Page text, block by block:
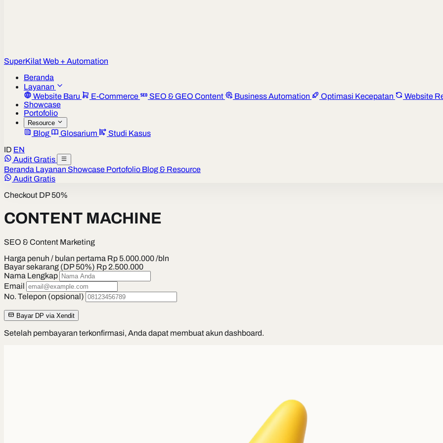
SuperKilatWeb + Automation
Beranda
Layanan
Website Baru
E-Commerce SEO & GEO Content Business Automation Optimasi Kecepatan Website
Showcase
Portofolio
Resource
Blog Glosarium
Studi Kasus
ID EN
Audit Gratis
Beranda Layanan Showcase Portofolio Blog & Resource
Audit Gratis
Checkout DP 50%
CONTENT MACHINE
SEO & Content Marketing
Harga penuh / bulan pertama Rp 5.000.000 /bln
Bayar sekarang (DP 50%) Rp 2.500.000
Nama Lengkap
Email
No. Telepon (opsional)
Bayar DP via Xendit
Setelah pembayaran terkonfirmasi, Anda dapat membuat akun dashboard.